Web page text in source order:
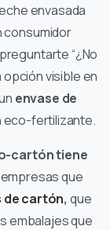
envasada
consumidor
“¿No
opción visible en
envase de
eco-fertilizante.
cartón tiene
que
de cartón, que
embalajes que